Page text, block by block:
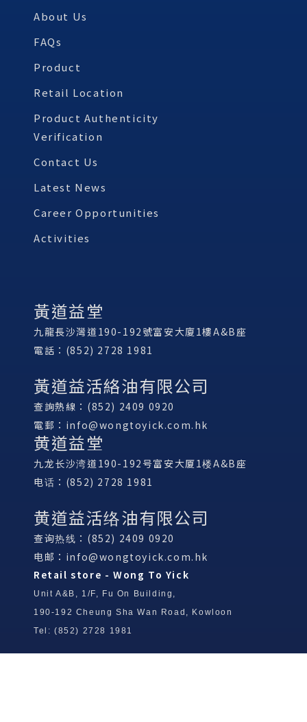
About Us
FAQs
Product
Retail Location
Product Authenticity
Verification
Contact Us
Latest News
Career Opportunities
Activities
黃道益堂
九龍長沙灣道190-192號富安大廈1樓A&B座
電話：(852) 2728 1981
黃道益活絡油有限公司
查詢熱線：(852) 2409 0920
電郵： info@wongtoyick.com.hk
黄道益堂
九龙长沙湾道190-192号富安大厦1楼A&B座
电话：(852) 2728 1981
黄道益活络油有限公司
查询热线：(852) 2409 0920
电邮： info@wongtoyick.com.hk
Retail store - Wong To Yick
Unit A&B, 1/F, Fu On Building,
190-192 Cheung Sha Wan Road, Kowloon
Tel: (852) 2728 1981